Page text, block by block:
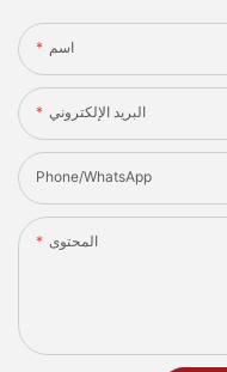
اسم
البريد الإلكتروني
Phone/whatsApp
المحتوى